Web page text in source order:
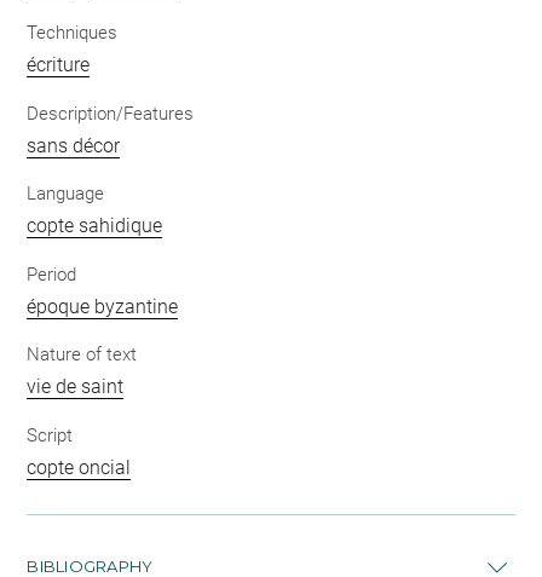
Techniques
écriture
Description/Features
sans décor
Language
copte sahidique
Period
époque byzantine
Nature of text
vie de saint
Script
copte oncial
BIBLIOGRAPHY